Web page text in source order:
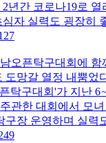
년간 코로나19로
자 실력도 굉장히
도망갈 열정 내뿜었
탁구대회'가 지난
관한 대회에서 모
구장 운영하며 실력